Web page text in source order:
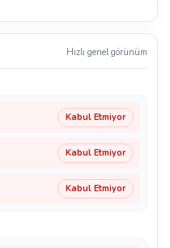
Hızlı genel görünüm
Kabul Etmiyor
Kabul Etmiyor
Kabul Etmiyor